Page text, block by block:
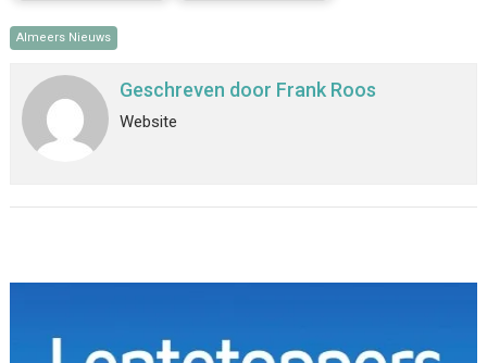
Almeers Nieuws
Geschreven door Frank Roos
Website